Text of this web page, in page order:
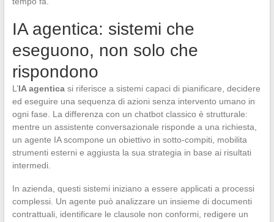
IA agentica: sistemi che
eseguono, non solo che
rispondono
L’IA agenticasi riferisce a sistemi capaci di pianificare, decidere
ed eseguire una sequenza di azioni senza intervento umano in
ogni fase. La differenza con un chatbot classico è strutturale:
mentre un assistente conversazionale risponde a una richiesta,
un agente IA scompone un obiettivo in sotto-compiti, mobilita
strumenti esterni e aggiusta la sua strategia in base ai risultati
intermedi.
In azienda, questi sistemi iniziano a essere applicati a processi
complessi. Un agente può analizzare un insieme di documenti
contrattuali, identificare le clausole non conformi, redigere un